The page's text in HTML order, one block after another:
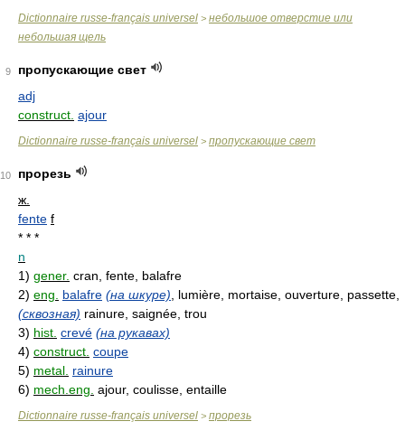
Dictionnaire russe-français universel > небольшое отверстие или
небольшая щель
9
пропускающие свет
adj
construct. ajour
Dictionnaire russe-français universel > пропускающие свет
10
прорезь
ж.
fente f
* * *
n
1) gener. cran, fente, balafre
2) eng. balafre (на шкуре) , lumière, mortaise, ouverture, passette,
(сквозная) rainure, saignée, trou
3) hist. crevé (на рукавах)
4) construct. coupe
5) metal. rainure
6) mech.eng. ajour, coulisse, entaille
Dictionnaire russe-français universel > прорезь